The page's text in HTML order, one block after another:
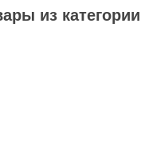
из категории